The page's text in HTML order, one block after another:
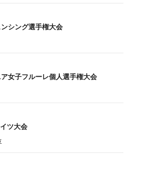
シング選手権大会
女子フルーレ個人選手権大会
ツ大会